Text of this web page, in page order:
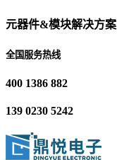
元器件&模块解决方案
全国服务热线
400 1386 882
139 0230 5242